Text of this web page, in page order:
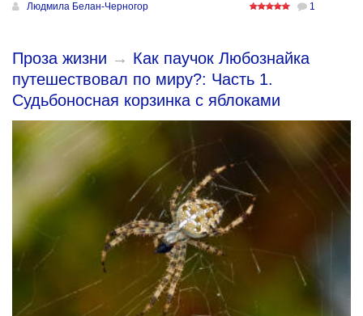
Людмила Белан-Черногор 1
Проза жизни → Как паучок Любознайка
путешествовал по миру?: Часть 1.
Судьбоносная корзинка с яблоками